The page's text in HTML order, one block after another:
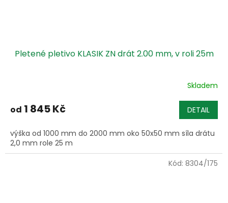
Pletené pletivo KLASIK ZN drát 2.00 mm, v roli 25m
Skladem
od 1 845 Kč DETAIL
výška od 1000 mm do 2000 mm oko 50x50 mm síla drátu
2,0 mm role 25 m
Kód: 8304/175